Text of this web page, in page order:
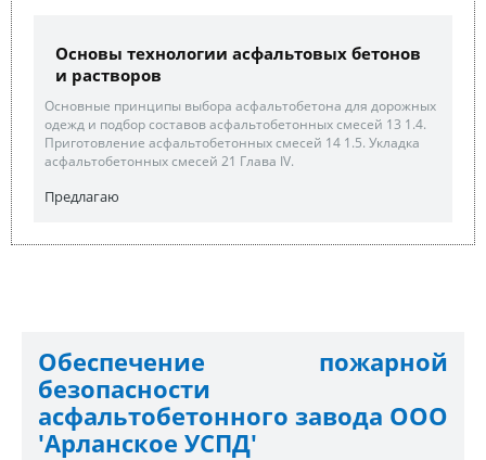
Основы технологии асфальтовых бетонов
и растворов
Основные принципы выбора асфальтобетона для дорожных
одежд и подбор составов асфальтобетонных смесей 13 1.4.
Приготовление асфальтобетонных смесей 14 1.5. Укладка
асфальтобетонных смесей 21 Глава IV.
Предлагаю
Обеспечение пожарной
безопасности
асфальтобетонного завода ООО
'Арланское УСПД'